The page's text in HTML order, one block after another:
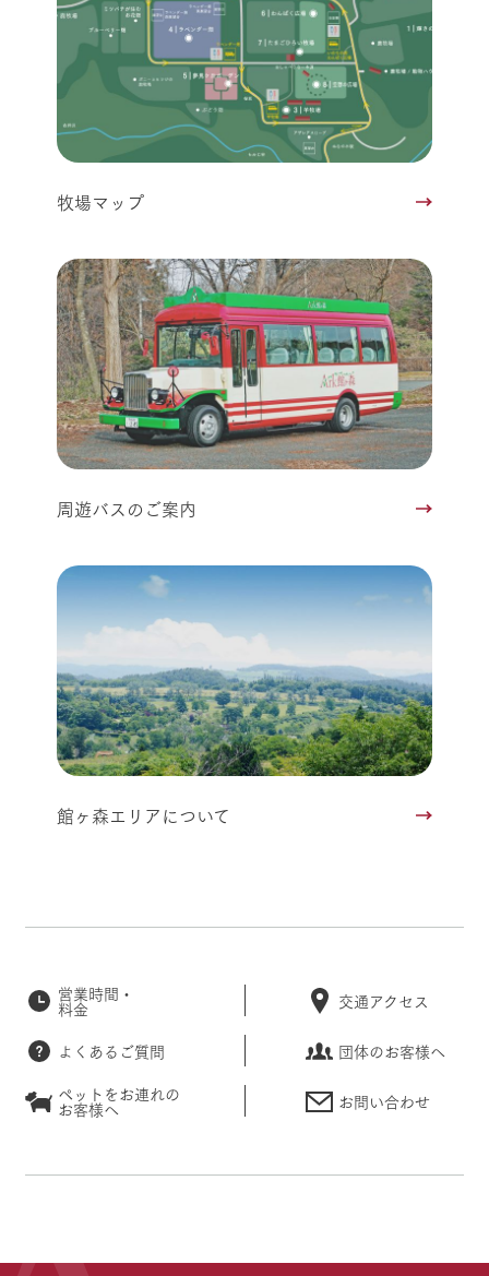
牧場マップ
周遊バスのご案内
館ヶ森エリアについて
営業時間・
料金 交通アクセス
よくあるご質問
団体のお客様へ
ペットをお連れの
お客様へ お問い合わせ